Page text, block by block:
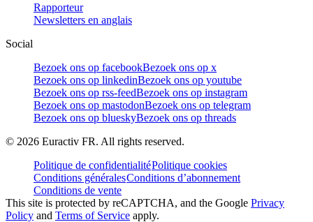
Rapporteur
Newsletters en anglais
Social
Bezoek ons op facebookBezoek ons op x
Bezoek ons op linkedinBezoek ons op youtube
Bezoek ons op rss-feedBezoek ons op instagram
Bezoek ons op mastodonBezoek ons op telegram
Bezoek ons op blueskyBezoek ons op threads
© 2026 Euractiv FR. All rights reserved.
Politique de confidentialitéPolitique cookies
Conditions généralesConditions d’abonnement
Conditions de vente
This site is protected by reCAPTCHA, and the Google Privacy
Policy and Terms of Service apply.